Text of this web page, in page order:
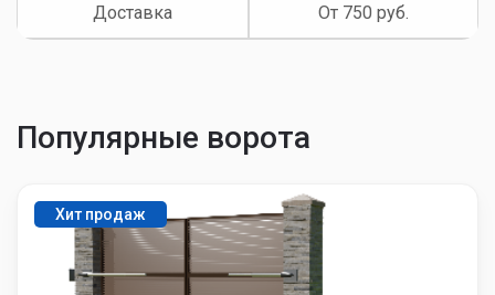
Доставка От 750 руб.
Популярные ворота
Хит продаж